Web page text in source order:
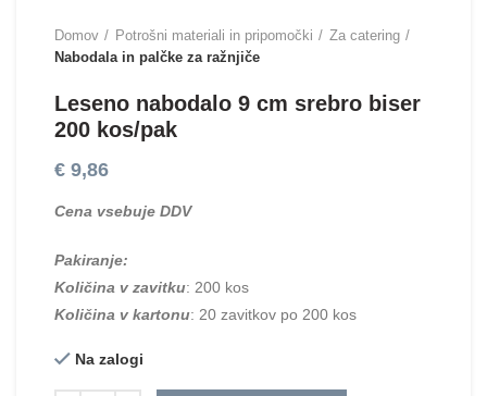
Domov Potrošni materiali in pripomočki
Za catering
Nabodala in palčke za ražnjiče
Leseno nabodalo 9 cm srebro biser
200 kos/pak
€ 9,86
Cena vsebuje DDV
Pakiranje:
Količina v zavitku: 200 kos
Količina v kartonu: 20 zavitkov po 200 kos
Na zalogi